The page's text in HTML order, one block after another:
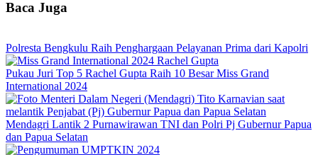
Baca Juga
Polresta Bengkulu Raih Penghargaan Pelayanan Prima dari Kapolri
Pukau Juri Top 5 Rachel Gupta Raih 10 Besar Miss Grand
International 2024
Mendagri Lantik 2 Purnawirawan TNI dan Polri Pj Gubernur Papua
dan Papua Selatan